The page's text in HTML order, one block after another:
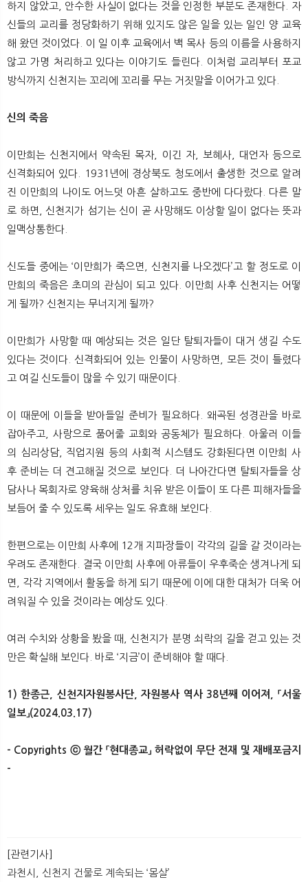
하지 않았고, 안수한 사실이 없다는 것을 인정한 부분도 존재한다. 자
신들의 교리를 정당화하기 위해 있지도 않은 일을 있는 일인 양 교육
해 왔던 것이었다. 이 일 이후 교육에서 백 목사 등의 이름을 사용하지
않고 가명 처리하고 있다는 이야기도 들린다. 이처럼 교리부터 포교
방식까지 신천지는 꼬리에 꼬리를 무는 거짓말을 이어가고 있다.
신의 죽음
이만희는 신천지에서 약속된 목자, 이긴 자, 보혜사, 대언자 등으로
신격화되어 있다. 1931년에 경상북도 청도에서 출생한 것으로 알려
진 이만희의 나이도 어느덧 아흔 살하고도 중반에 다다랐다. 다른 말
로 하면, 신천지가 섬기는 신이 곧 사망해도 이상할 일이 없다는 뜻과
일맥상통한다.
신도들 중에는 ‘이만희가 죽으면, 신천지를 나오겠다’고 할 정도로 이
만희의 죽음은 초미의 관심이 되고 있다. 이만희 사후 신천지는 어떻
게 될까? 신천지는 무너지게 될까?
이만희가 사망할 때 예상되는 것은 일단 탈퇴자들이 대거 생길 수도
있다는 것이다. 신격화되어 있는 인물이 사망하면, 모든 것이 틀렸다
고 여길 신도들이 많을 수 있기 때문이다.
이 때문에 이들을 받아들일 준비가 필요하다. 왜곡된 성경관을 바로
잡아주고, 사랑으로 품어줄 교회와 공동체가 필요하다. 아울러 이들
의 심리상담, 직업지원 등의 사회적 시스템도 강화된다면 이만희 사
후 준비는 더 견고해질 것으로 보인다. 더 나아간다면 탈퇴자들을 상
담사나 목회자로 양육해 상처를 치유 받은 이들이 또 다른 피해자들을
보듬어 줄 수 있도록 세우는 일도 유효해 보인다.
한편으로는 이만희 사후에 12개 지파장들이 각각의 길을 갈 것이라는
우려도 존재한다. 결국 이만희 사후에 아류들이 우후죽순 생겨나게 되
면, 각각 지역에서 활동을 하게 되기 때문에 이에 대한 대처가 더욱 어
려워질 수 있을 것이라는 예상도 있다.
여러 수치와 상황을 봤을 때, 신천지가 분명 쇠락의 길을 걷고 있는 것
만은 확실해 보인다. 바로 ‘지금’이 준비해야 할 때다.
1) 한종근, 신천지자원봉사단, 자원봉사 역사 38년째 이어져, 「서울
일보」(2024.03.17)
- Copyrights ⓒ 월간 「현대종교」 허락없이 무단 전재 및 재배포금지
-
[관련기사]
과천시, 신천지 건물로 계속되는 ‘몸살’